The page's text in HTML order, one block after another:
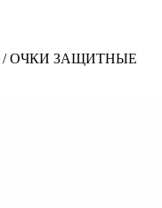
/ ОЧКИ ЗАЩИТНЫЕ